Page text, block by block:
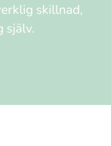
skillnad,
själv.